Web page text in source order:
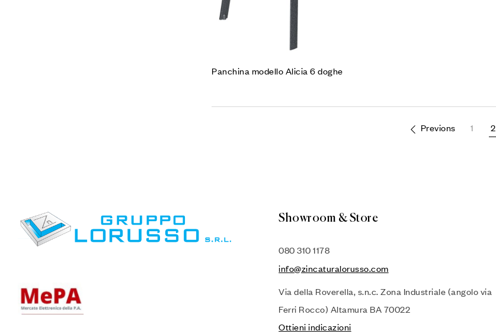
Panchina modello Alicia 6 doghe
Previons 1 2
Showroom & Store
080 310 1178
info@zincaturalorusso.com
Via della Roverella, s.n.c. Zona Industriale (angolo via
Ferri Rocco) Altamura BA 70022
Ottieni indicazioni